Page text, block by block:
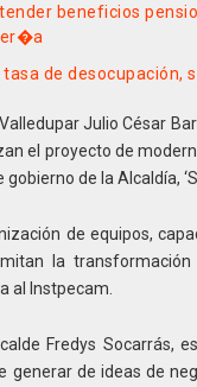
beneficios
de desocupación,
Julio César
el proyecto de
de la Alcaldía,
de equipos,
la transformación
al Instpecam.
Fredys Socarrás,
generar de ideas de